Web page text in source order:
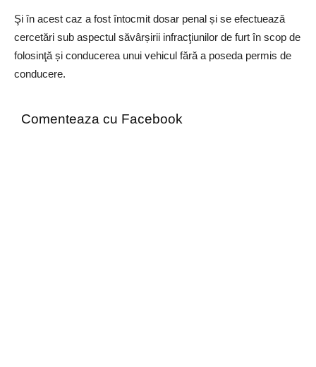
Şi în acest caz a fost întocmit dosar penal și se efectuează
cercetări sub aspectul săvârșirii infracţiunilor de furt în scop de
folosinţă și conducerea unui vehicul fără a poseda permis de
conducere.
Comenteaza cu Facebook